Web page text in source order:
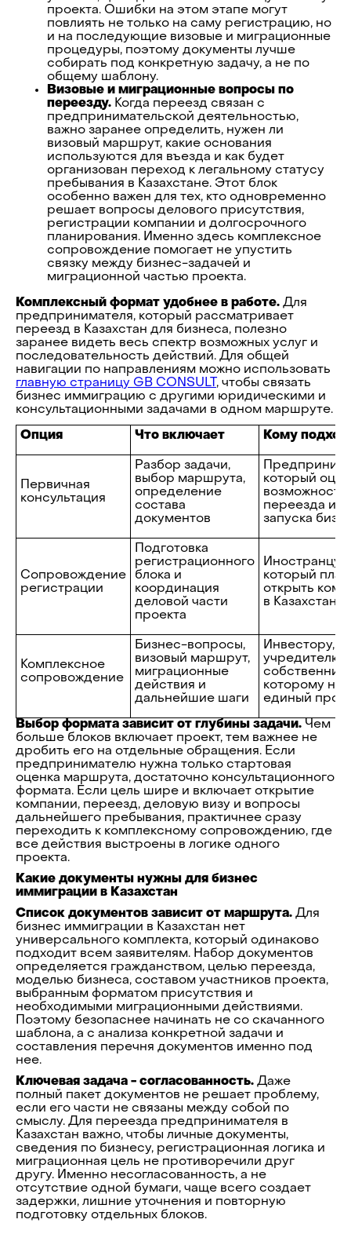
проекта. Ошибки на этом этапе могут
повлиять не только на саму регистрацию, но
и на последующие визовые и миграционные
процедуры, поэтому документы лучше
собирать под конкретную задачу, а не по
общему шаблону.
Визовые и миграционные вопросы по
переезду. Когда переезд связан с
предпринимательской деятельностью,
важно заранее определить, нужен ли
визовый маршрут, какие основания
используются для въезда и как будет
организован переход к легальному статусу
пребывания в Казахстане. Этот блок
особенно важен для тех, кто одновременно
решает вопросы делового присутствия,
регистрации компании и долгосрочного
планирования. Именно здесь комплексное
сопровождение помогает не упустить
связку между бизнес-задачей и
миграционной частью проекта.
Комплексный формат удобнее в работе. Для
предпринимателя, который рассматривает
переезд в Казахстан для бизнеса, полезно
заранее видеть весь спектр возможных услуг и
последовательность действий. Для общей
навигации по направлениям можно использовать
главную страницу GB CONSULT , чтобы связать
бизнес иммиграцию с другими юридическими и
консультационными задачами в одном маршруте.
Опция Что включает Кому
Первичная
консультация
Разбор задачи,
выбор маршрута,
определение
состава
документов
который
возможность
переезда и
запуска
Сопровождение
регистрации
Подготовка
регистрационного
блока и
координация
деловой части
проекта
Иностранцу,
который
открыть
в Казахстане
Комплексное
сопровождение
Бизнес-вопросы,
визовый маршрут,
миграционные
действия и
дальнейшие шаги
Инвестору,
учредителю
которому
единый
Выбор формата зависит от глубины задачи. Чем
больше блоков включает проект, тем важнее не
дробить его на отдельные обращения. Если
предпринимателю нужна только стартовая
оценка маршрута, достаточно консультационного
формата. Если цель шире и включает открытие
компании, переезд, деловую визу и вопросы
дальнейшего пребывания, практичнее сразу
переходить к комплексному сопровождению, где
все действия выстроены в логике одного
проекта.
Какие документы нужны для бизнес
иммиграции в Казахстан
Список документов зависит от маршрута. Для
бизнес иммиграции в Казахстан нет
универсального комплекта, который одинаково
подходит всем заявителям. Набор документов
определяется гражданством, целью переезда,
моделью бизнеса, составом участников проекта,
выбранным форматом присутствия и
необходимыми миграционными действиями.
Поэтому безопаснее начинать не со скачанного
шаблона, а с анализа конкретной задачи и
составления перечня документов именно под
нее.
Ключевая задача - согласованность. Даже
полный пакет документов не решает проблему,
если его части не связаны между собой по
смыслу. Для переезда предпринимателя в
Казахстан важно, чтобы личные документы,
сведения по бизнесу, регистрационная логика и
миграционная цель не противоречили друг
другу. Именно несогласованность, а не
отсутствие одной бумаги, чаще всего создает
задержки, лишние уточнения и повторную
подготовку отдельных блоков.